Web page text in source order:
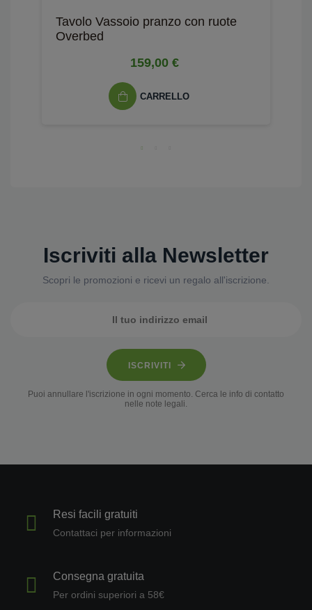
Tavolo Vassoio pranzo con ruote
Overbed
159,00 €
CARRELLO
Iscriviti alla Newsletter
Scopri le promozioni e ricevi un regalo all'iscrizione.
ISCRIVITI
Puoi annullare l'iscrizione in ogni momento. Cerca le info di contatto
nelle note legali.
Resi facili gratuiti
Contattaci per informazioni
Consegna gratuita
Per ordini superiori a 58€